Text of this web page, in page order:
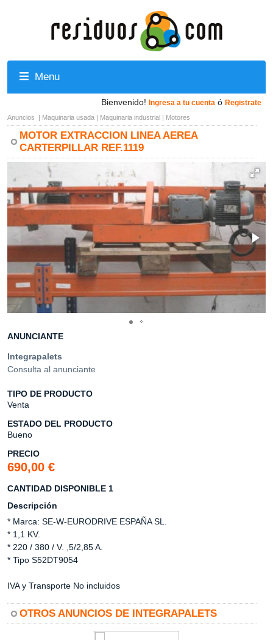
Menu
Bienvenido! Ingresa a tu cuenta ó Registrate
Anuncios | Maquinaria usada | Maquinaria industrial | Motores
MOTOR EXTRACCION LINEA AEREA
CARTERPILLAR REF.1119
ANUNCIANTE
Integrapalets
Consulta al anunciante
TIPO DE PRODUCTO
Venta
ESTADO DEL PRODUCTO
Bueno
PRECIO
690,00 €
CANTIDAD DISPONIBLE 1
Descripción
* Marca: SE-W-EURODRIVE ESPAÑA SL.
* 1,1 KV.
* 220 / 380 / V. ,5/2,85 A.
* Tipo S52DT9054
IVA y Transporte No incluidos
OTROS ANUNCIOS DE INTEGRAPALETS